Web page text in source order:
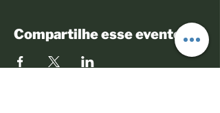
Compartilhe esse evento